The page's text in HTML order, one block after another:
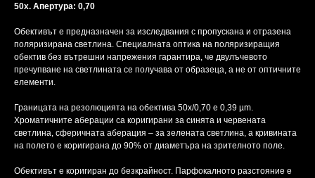
50x. Апертура: 0,70
Обективът е предназначен за изследвания с пропускана и отразена
поляризирана светлина. Специалната оптика на поляризиращия
обектив без вътрешни напрежения гарантира, че двулъчевото
пречупване на светлината се получава от образеца, а не от оптичните
елементи.
Границата на резолюцията на обектива 50х/0,70 е 0,39 µm.
Хроматичните аберации са коригирани за синята и червената
светлина, сферичната аберация – за зелената светлина, а кривината
на полето е коригирана до 90% от диаметъра на зрителното поле.
Обективът е коригиран до безкрайност. Парфокалното разстояние е